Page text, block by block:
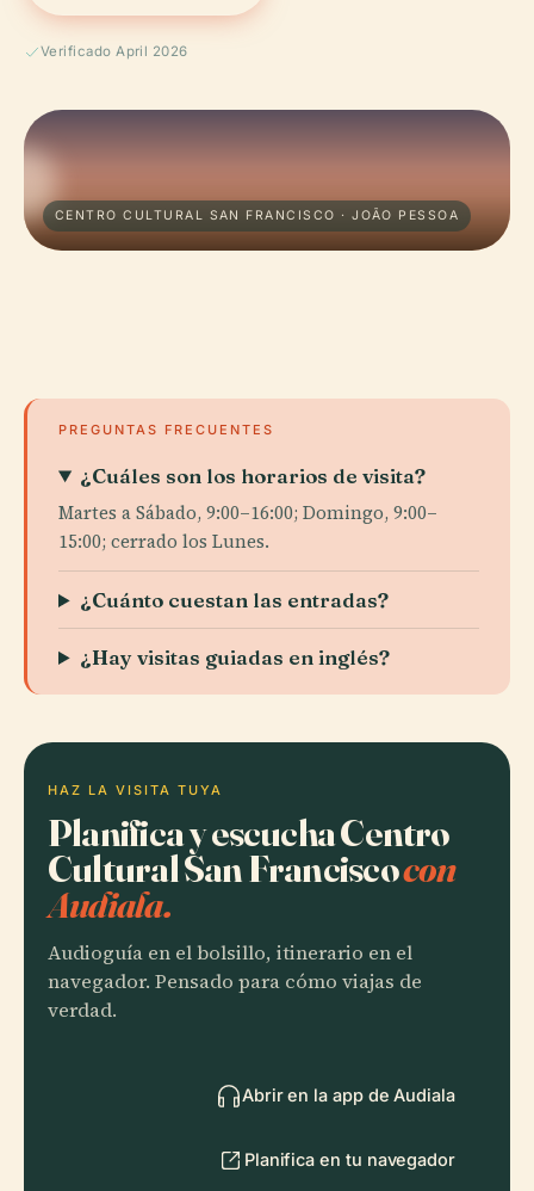
Verificado April 2026
CENTRO CULTURAL SAN FRANCISCO · JOÃO PESSOA
PREGUNTAS FRECUENTES
¿Cuáles son los horarios de visita?
Martes a Sábado, 9:00–16:00; Domingo, 9:00–
15:00; cerrado los Lunes.
¿Cuánto cuestan las entradas?
¿Hay visitas guiadas en inglés?
HAZ LA VISITA TUYA
Planifica y escucha Centro
Cultural San Franciscocon
Audiala.
Audioguía en el bolsillo, itinerario en el
navegador. Pensado para cómo viajas de
verdad.
Abrir en la app de Audiala
Planifica en tu navegador